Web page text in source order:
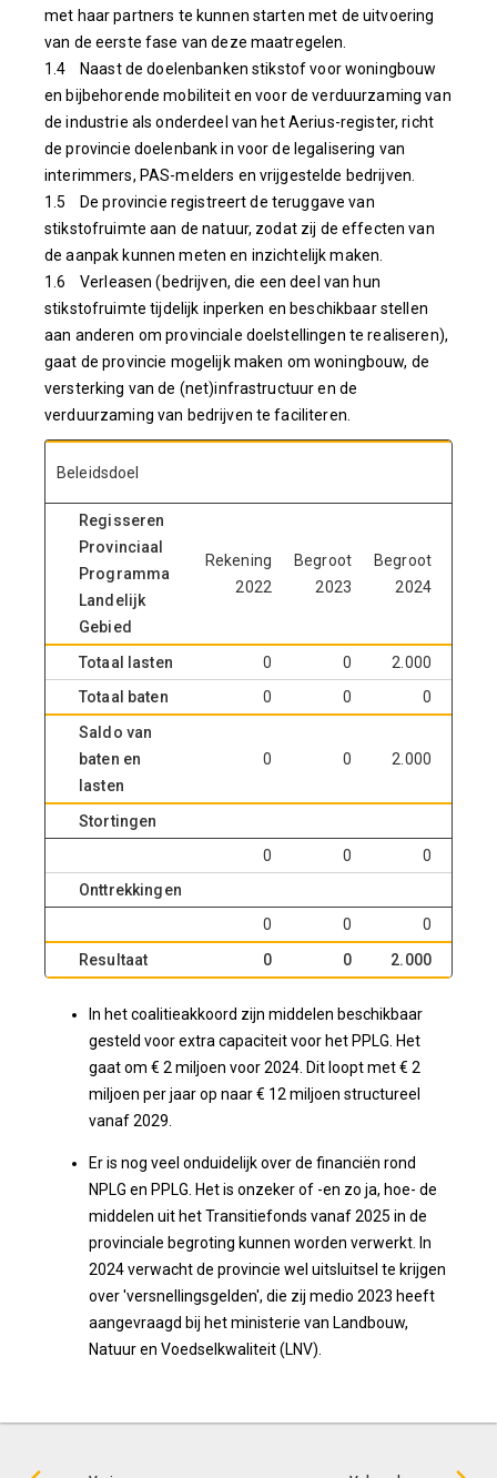
met haar partners te kunnen starten met de uitvoering
van de eerste fase van deze maatregelen.
1.4 Naast de doelenbanken stikstof voor woningbouw
en bijbehorende mobiliteit en voor de verduurzaming van
de industrie als onderdeel van het Aerius-register, richt
de provincie doelenbank in voor de legalisering van
interimmers, PAS-melders en vrijgestelde bedrijven.
1.5 De provincie registreert de teruggave van
stikstofruimte aan de natuur, zodat zij de effecten van
de aanpak kunnen meten en inzichtelijk maken.
1.6 Verleasen (bedrijven, die een deel van hun
stikstofruimte tijdelijk inperken en beschikbaar stellen
aan anderen om provinciale doelstellingen te realiseren),
gaat de provincie mogelijk maken om woningbouw, de
versterking van de (net)infrastructuur en de
verduurzaming van bedrijven te faciliteren.
Beleidsdoel
Regisseren
Provinciaal
Programma
Landelijk
Gebied
Rekening
2022
Begroot
2023
Begroot
2024
Totaal lasten 0 0 2.000
Totaal baten
0 0
0
Saldo van
baten en
lasten
0 0 2.000
Stortingen
0
0
0
Onttrekkingen
0
0
0
Resultaat
0 0 2.000
In het coalitieakkoord zijn middelen beschikbaar
gesteld voor extra capaciteit voor het PPLG. Het
gaat om € 2 miljoen voor 2024. Dit loopt met € 2
miljoen per jaar op naar € 12 miljoen structureel
vanaf 2029.
Er is nog veel onduidelijk over de financiën rond
NPLG en PPLG. Het is onzeker of -en zo ja, hoe- de
middelen uit het Transitiefonds vanaf 2025 in de
provinciale begroting kunnen worden verwerkt. In
2024 verwacht de provincie wel uitsluitsel te krijgen
over 'versnellingsgelden', die zij medio 2023 heeft
aangevraagd bij het ministerie van Landbouw,
Natuur en Voedselkwaliteit (LNV).